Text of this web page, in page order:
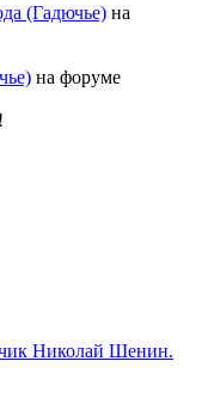
(Гадючье) на
на форуме
Николай Шенин.